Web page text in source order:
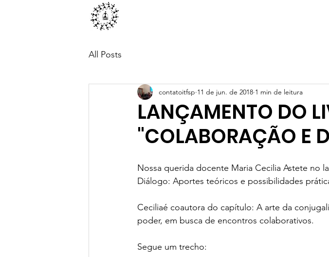
All Posts
LANÇAMENTO DO
"COLABORAÇÃO E
contatoitfsp 11 de jun. de 2018 1 min de leitura
Nossa querida docente Maria Cecilia Astete no
Diálogo: Aportes teóricos e possibilidades
Ceciliaé coautora do capítulo: A arte da
poder, em busca de encontros colaborativos.
Segue um trecho: